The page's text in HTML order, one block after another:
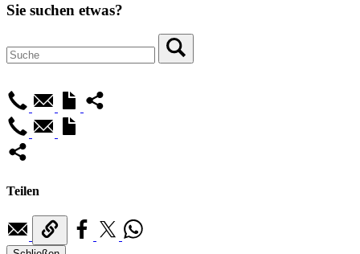
Sie suchen etwas?
Teilen